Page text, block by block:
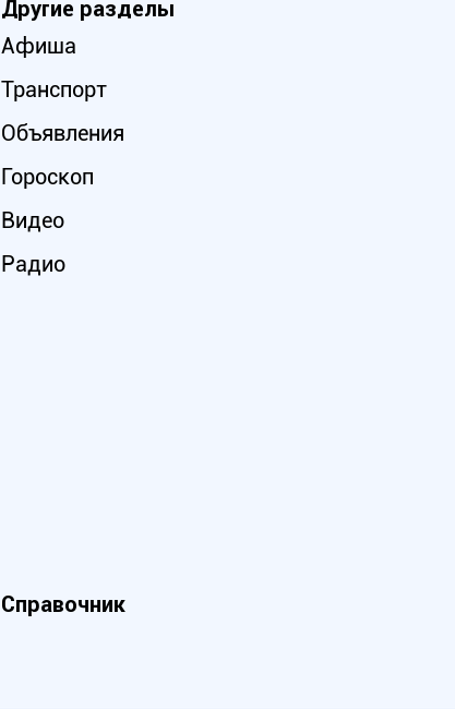
Другие разделы
Афиша
Транспорт
Объявления
Гороскоп
Видео
Радио
Справочник